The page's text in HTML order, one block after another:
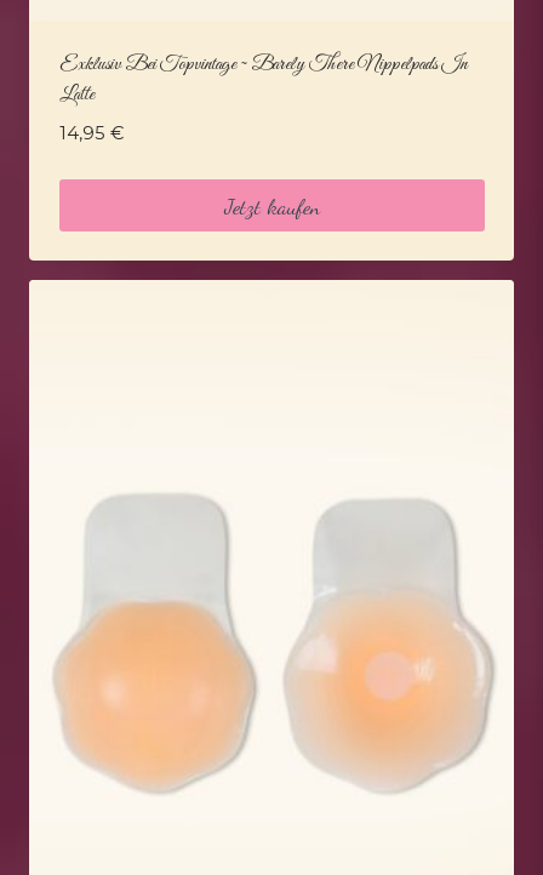
Exklusiv Bei Topvintage ~ Barely There Nippelpads In
Latte
14,95 €
Jetzt kaufen